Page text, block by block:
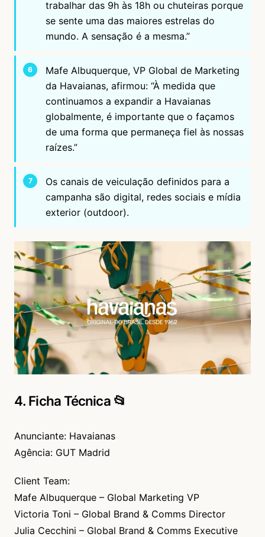
trabalhar das 9h às 18h ou chuteiras porque
se sente uma das maiores estrelas do
mundo. A sensação é a mesma.”
Mafe Albuquerque, VP Global de Marketing
da Havaianas, afirmou: “À medida que
continuamos a expandir a Havaianas
globalmente, é importante que o façamos
de uma forma que permaneça fiel às nossas
raízes.”
Os canais de veiculação definidos para a
campanha são digital, redes sociais e mídia
exterior (outdoor).
4. Ficha Técnica 📂
Anunciante: Havaianas
Agência: GUT Madrid
Client Team:
Mafe Albuquerque – Global Marketing VP
Victoria Toni – Global Brand & Comms Director
Julia Cecchini – Global Brand & Comms Executive